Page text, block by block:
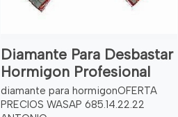
Diamante Para Desbastar
Hormigon Profesional
diamante para hormigonOFERTA
PRECIOS WASAP 685.14.22.22